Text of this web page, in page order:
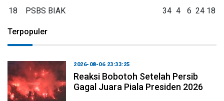
18
PSBS BIAK 34 4 6 24 18
Terpopuler
2026-08-06 23:33:25
Reaksi Bobotoh Setelah Persib
Gagal Juara Piala Presiden 2026